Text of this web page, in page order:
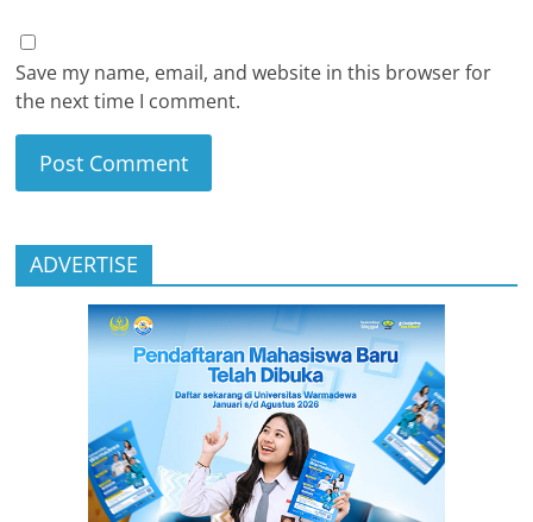
Save my name, email, and website in this browser for
the next time I comment.
ADVERTISE